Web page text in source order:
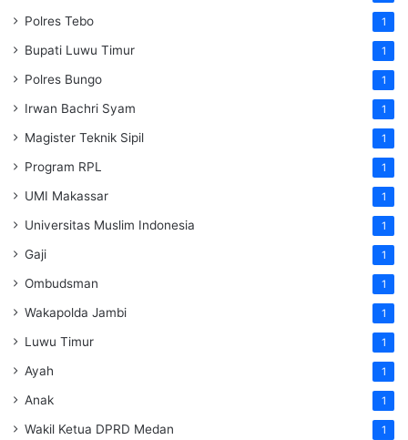
Polres Tebo 1
Bupati Luwu Timur 1
Polres Bungo 1
Irwan Bachri Syam 1
Magister Teknik Sipil 1
Program RPL 1
UMI Makassar 1
Universitas Muslim Indonesia 1
Gaji 1
Ombudsman 1
Wakapolda Jambi 1
Luwu Timur 1
Ayah 1
Anak 1
Wakil Ketua DPRD Medan 1